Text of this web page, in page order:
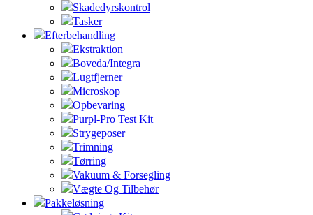
Skadedyrskontrol
Tasker
Efterbehandling
Ekstraktion
Boveda/Integra
Lugtfjerner
Microskop
Opbevaring
Purpl-Pro Test Kit
Strygeposer
Trimning
Tørring
Vakuum & Forsegling
Vægte Og Tilbehør
Pakkeløsning